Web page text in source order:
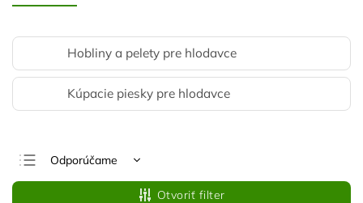
Hobliny a pelety pre hlodavce
Kúpacie piesky pre hlodavce
Odporúčame
Najlacnejšie
Otvoriť filter